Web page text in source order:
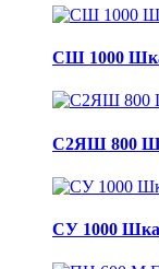
СШ 1000
С2ЯШ 800
СУ 1000